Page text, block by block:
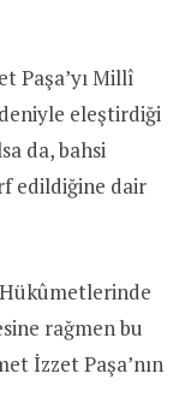
Paşa’yı Millî
eleştirdiği
da, bahsi
edildiğine dair
rağmen bu
İzzet Paşa’nın